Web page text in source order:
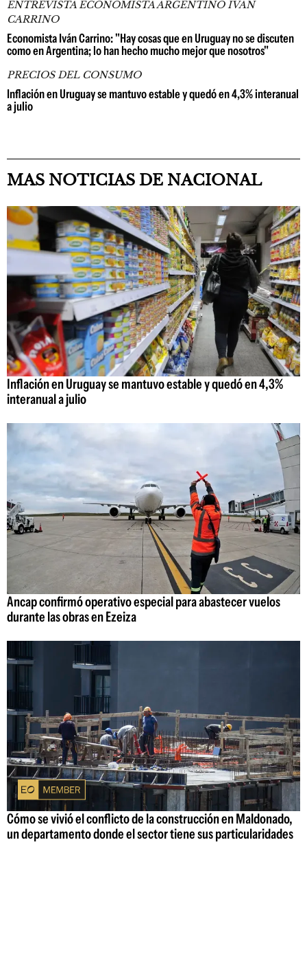
ENTREVISTA ECONOMISTA ARGENTINO IVÁN
CARRINO
Economista Iván Carrino: "Hay cosas que en Uruguay no se discuten
como en Argentina; lo han hecho mucho mejor que nosotros"
PRECIOS DEL CONSUMO
Inflación en Uruguay se mantuvo estable y quedó en 4,3% interanual
a julio
MAS NOTICIAS DE NACIONAL
Inflación en Uruguay se mantuvo estable y quedó en 4,3%
interanual a julio
Ancap confirmó operativo especial para abastecer vuelos
durante las obras en Ezeiza
Cómo se vivió el conflicto de la construcción en Maldonado,
un departamento donde el sector tiene sus particularidades